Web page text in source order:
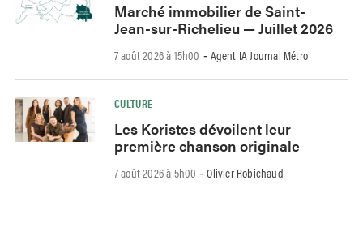
Marché immobilier de Saint-
Jean-sur-Richelieu — Juillet 2026
7 août 2026 à 15h00 - Agent IA Journal Métro
CULTURE
Les Koristes dévoilent leur
première chanson originale
7 août 2026 à 5h00 -Olivier Robichaud